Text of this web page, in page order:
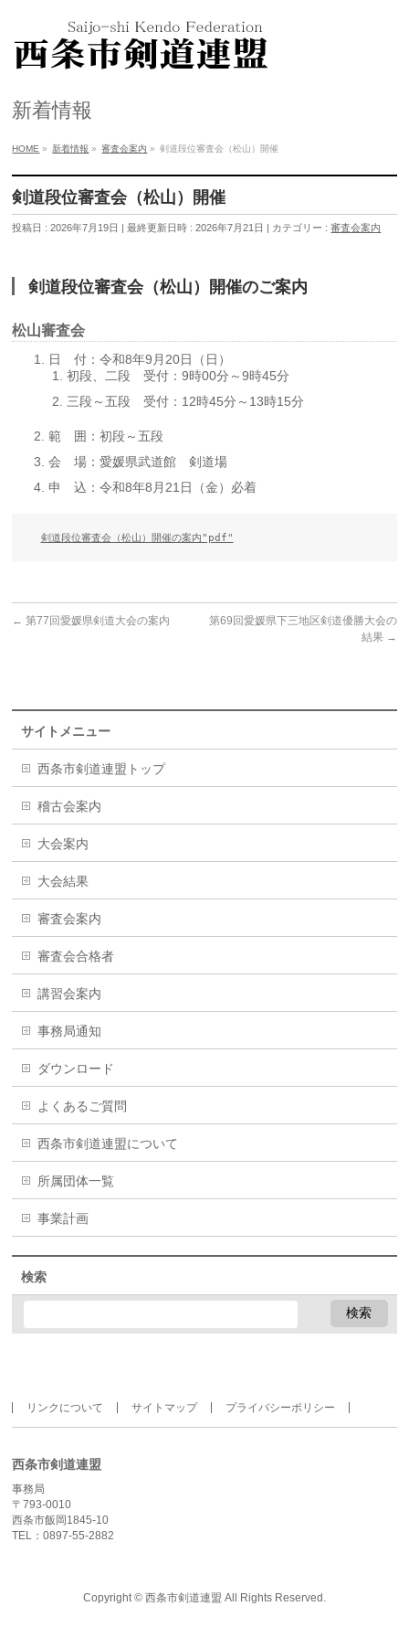
新着情報
HOME » 新着情報 » 審査会案内 » 剣道段位審査会（松山）開催
剣道段位審査会（松山）開催
投稿日 : 2026年7月19日 最終更新日時 : 2026年7月21日 カテゴリー :審査会案内
剣道段位審査会（松山）開催のご案内
松山審査会
日 付：令和8年9月20日（日）
初段、二段 受付：9時00分～9時45分
三段～五段 受付：12時45分～13時15分
範 囲：初段～五段
会 場：愛媛県武道館 剣道場
申 込：令和8年8月21日（金）必着
剣道段位審査会（松山）開催の案内"pdf"
← 第77回愛媛県剣道大会の案内
第69回愛媛県下三地区剣道優勝大会の
結果 →
サイトメニュー
西条市剣道連盟トップ
稽古会案内
大会案内
大会結果
審査会案内
審査会合格者
講習会案内
事務局通知
ダウンロード
よくあるご質問
西条市剣道連盟について
所属団体一覧
事業計画
検索
リンクについて サイトマップ プライバシーポリシー
西条市剣道連盟
事務局
〒793-0010
西条市飯岡1845-10
TEL：0897-55-2882
Copyright © 西条市剣道連盟 All Rights Reserved.